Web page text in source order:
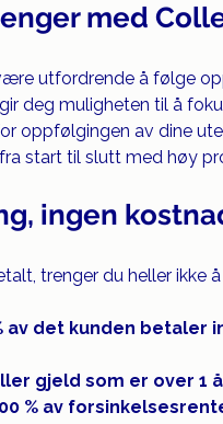
med
utfordrende å følge
deg muligheten til å
oppfølgingen av dine
start til slutt med høy
ingen
trenger du heller ikke
av det kunden betaler
gjeld som er over 1
% av